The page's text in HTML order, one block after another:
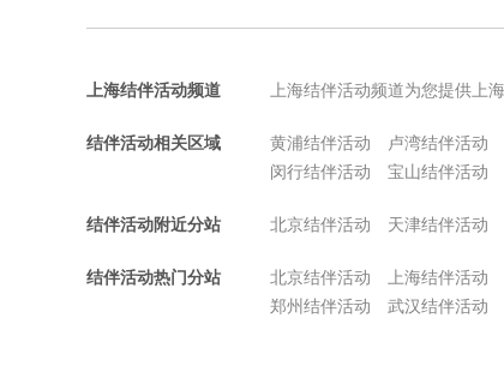
上海结伴活动频道 上海结伴活动频道为您提供上
结伴活动相关区域 黄浦结伴活动 卢湾结伴活动
闵行结伴活动
宝山结伴活动
结伴活动附近分站 北京结伴活动 天津结伴活动
结伴活动热门分站 北京结伴活动 上海结伴活动
郑州结伴活动
武汉结伴活动